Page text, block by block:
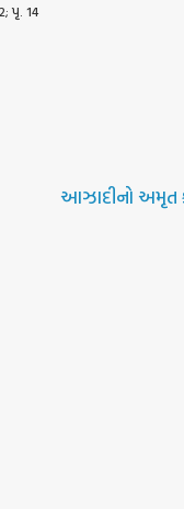
પૃ. 14
આઝાદીનો અમૃત